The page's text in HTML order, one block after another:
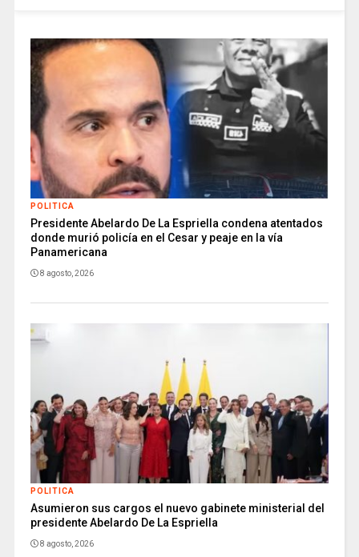
POLITICA
Presidente Abelardo De La Espriella condena atentados
donde murió policía en el Cesar y peaje en la vía
Panamericana
8 agosto, 2026
POLITICA
Asumieron sus cargos el nuevo gabinete ministerial del
presidente Abelardo De La Espriella
8 agosto, 2026